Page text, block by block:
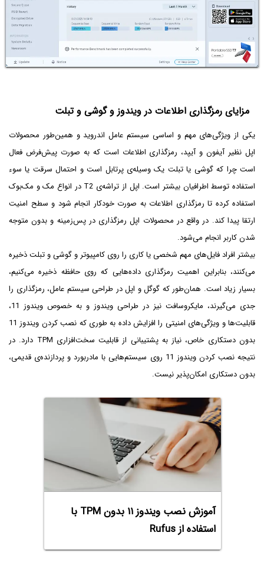
مزایای رمزگذاری اطلاعات در ویندوز و گوشی و تبلت
یکی از ویژگی‌های مهم و اساسی سیستم عامل اندروید و همین‌طور محصولات
اپل نظیر آیفون و آیپد، رمزگذاری اطلاعات است که به صورت پیش‌فرض فعال
است چرا که گوشی یا تبلت یک وسیله‌ی پرتابل است و احتمال سرقت یا سوء
استفاده توسط اطرافیان بیشتر است. اپل از تراشه‌ی T2 در انواع مک و مک‌بوک
استفاده کرده تا رمزگذاری اطلاعات به صورت خودکار انجام شود و سطح امنیت
ارتقا پیدا کند. در واقع در محصولات اپل رمزگذاری در پس‌زمینه و بدون متوجه
شدن کاربر انجام می‌شود.
بیشتر افراد فایل‌های مهم شخصی یا کاری را روی کامپیوتر و گوشی و تبلت ذخیره
می‌کنند، بنابراین اهمیت رمزگذاری داده‌هایی که روی حافظه ذخیره می‌کنیم،
بسیار زیاد است. همان‌طور که گوگل و اپل در طراحی سیستم عامل، رمزگذاری را
جدی می‌گیرند، مایکروسافت نیز در طراحی ویندوز و به خصوص ویندوز 11،
قابلیت‌ها و ویژگی‌های امنیتی را افزایش داده به طوری که نصب کردن ویندوز 11
بدون دستکاری خاص، نیاز به پشتیبانی از قابلیت سخت‌افزاری TPM دارد. در
نتیجه نصب کردن ویندوز 11 روی سیستم‌هایی با مادربورد و پردازنده‌ی قدیمی،
بدون دستکاری امکان‌پذیر نیست.
آموزش نصب ویندوز ۱۱ بدون TPM با
استفاده از Rufus